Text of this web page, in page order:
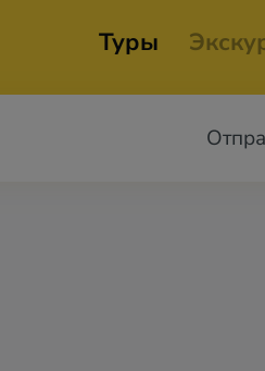
Туры